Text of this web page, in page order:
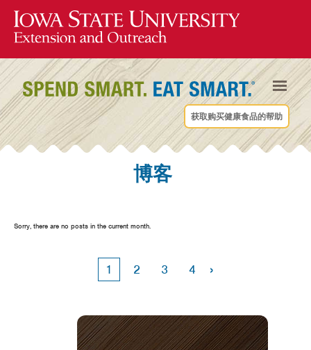
获取购买健康食品的帮助
博客
Sorry, there are no posts in the current month.
1 2 3 4 ›